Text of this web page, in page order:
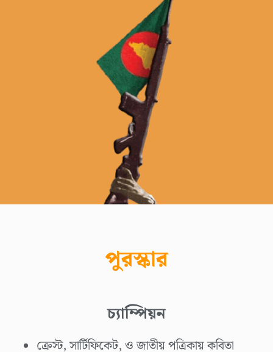
পুরস্কার
চ্যাম্পিয়ন
ক্রেস্ট, সার্টিফিকেট, ও জাতীয় পত্রিকায় কবিতা